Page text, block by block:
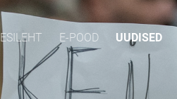
ESILEHT E-POOD UUDISED